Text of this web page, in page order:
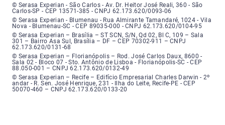
Serasa Experian - São Carlos - Endereço: Avenida Doutor Heitor José
© Serasa Experian - São Carlos - Av. Dr. Heitor José Reali, 360 - São
Carlos-SP - CEP 13571-385 - CNPJ 62.173.620/0093-06
Serasa Experian - Blumenau - Endereço: Rua Almirante Tamandaré,
© Serasa Experian - Blumenau - Rua Almirante Tamandaré, 1024 - Vila
Nova - Blumenau-SC - CEP 89035-000 - CNPJ 62.173.620/0104-95
Serasa Experian - Brasília, Endereço: Setor Comercial Norte, sem
© Serasa Experian – Brasília – ST SCN, S/N, Qd 02, Bl C, 109 – Sala
301 – Bairro Asa Sul, Brasília – DF – CEP 70302-911 – CNPJ
62.173.620/0131-68
Serasa Experian - Florianópolis, Endereço: Rodovia José Carlos, número
© Serasa Experian – Florianópolis – Rod. José Carlos Daux, 8600 -
Sala 02 - Bloco 07 - Sto. Antônio de Lisboa - Florianópolis-SC - CEP
88.050-001 – CNPJ 62.173.620/0132-49
Serasa Experian - Recife, Endereço: Edifício Empresarial Charles Darwin,
© Serasa Experian – Recife – Edifício Empresarial Charles Darwin - 2º
andar - R. Sen. José Henrique, 231 - Ilha do Leite, Recife-PE - CEP
50070-460 – CNPJ 62.173.620/0133-20